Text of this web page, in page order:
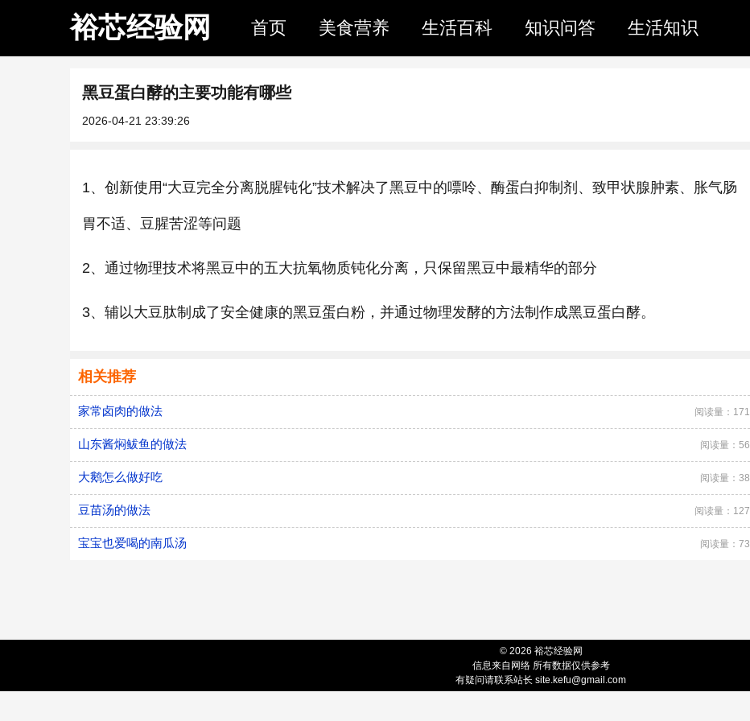
裕芯经验网 首页 美食营养 生活百科 知识问答 生活知识
黑豆蛋白酵的主要功能有哪些
2026-04-21 23:39:26
1、创新使用“大豆完全分离脱腥钝化”技术解决了黑豆中的嘌呤、酶蛋白抑制剂、致甲状腺肿素、胀气肠
胃不适、豆腥苦涩等问题
2、通过物理技术将黑豆中的五大抗氧物质钝化分离，只保留黑豆中最精华的部分
3、辅以大豆肽制成了安全健康的黑豆蛋白粉，并通过物理发酵的方法制作成黑豆蛋白酵。
相关推荐
家常卤肉的做法 阅读量：171
山东酱焖鲅鱼的做法 阅读量：56
大鹅怎么做好吃 阅读量：38
豆苗汤的做法 阅读量：127
宝宝也爱喝的南瓜汤 阅读量：73
© 2026 裕芯经验网
信息来自网络 所有数据仅供参考
有疑问请联系站长 site.kefu@gmail.com